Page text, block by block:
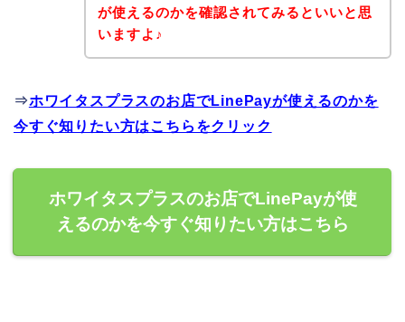
が使えるのかを確認されてみるといいと思
いますよ♪
⇒ホワイタスプラスのお店でLinePayが使えるのかを
今すぐ知りたい方はこちらをクリック
ホワイタスプラスのお店でLinePayが使
えるのかを今すぐ知りたい方はこちら